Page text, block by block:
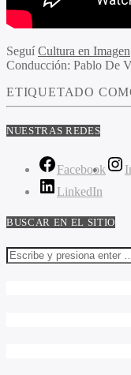
Seguí Cultura en Imagen
Conducción: Pablo De
ETIQUETADO
NUESTRAS REDES
Facebook
LinkedIn
BUSCAR EN EL SITIO